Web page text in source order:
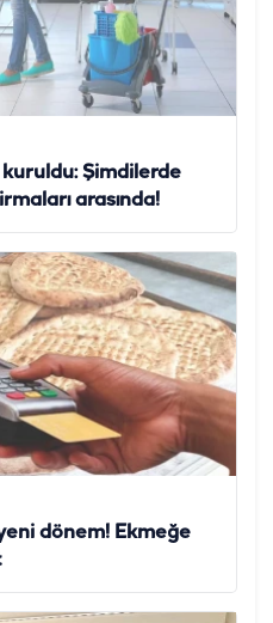
kuruldu: Şimdilerde
arasında!
yeni dönem! Ekmeğe